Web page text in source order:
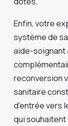
Enfin, votre
système de
aide-soignant
reconversion
sanitaire
d’entrée vers
qui souhaitent